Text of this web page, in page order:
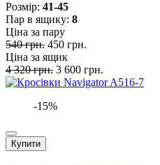
Розмiр: 41-45
Пар в ящику: 8
Ціна за пару
540 грн. 450 грн.
Ціна за ящик
4 320 грн. 3 600 грн.
-15%
Купити